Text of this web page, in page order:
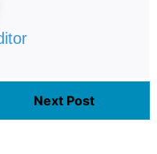
Next Post